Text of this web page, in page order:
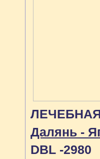
Далянь -
DBL -2980